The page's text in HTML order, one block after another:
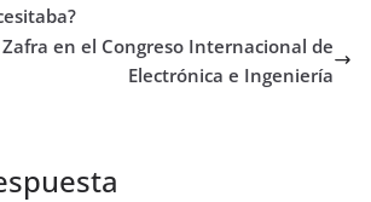
en el Congreso Internacional de
Electrónica e Ingeniería